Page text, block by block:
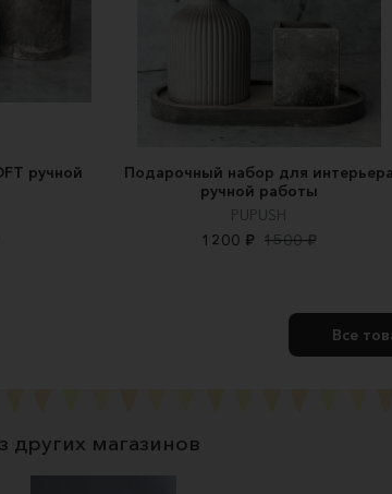
ручной
Подарочный набор для интерьера
ручной работы
PUPUSH
1200 ₽ 1500 ₽
Все
других магазинов